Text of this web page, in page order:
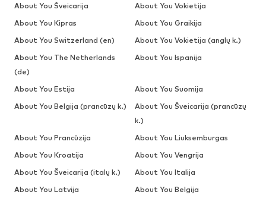
About You Šveicarija
About You Vokietija
About You Kipras
About You Graikija
About You Switzerland (en)
About You Vokietija (anglų k.)
About You The Netherlands
(de)
About You Ispanija
About You Estija
About You Suomija
About You Belgija (prancūzų k.)
About You Šveicarija (prancūzų
k.)
About You Prancūzija
About You Liuksemburgas
About You Kroatija
About You Vengrija
About You Šveicarija (italų k.)
About You Italija
About You Latvija
About You Belgija